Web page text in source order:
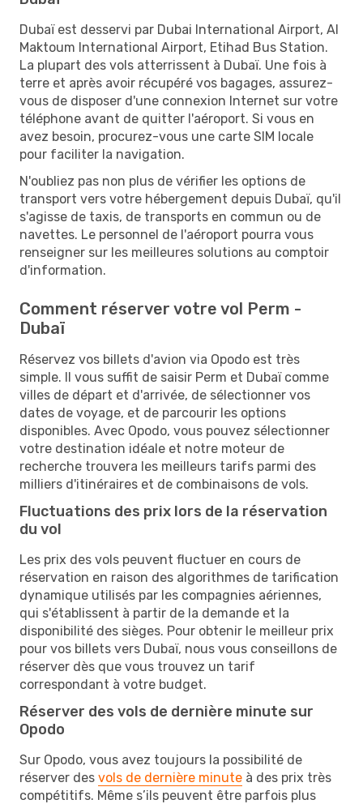
Dubaï est desservi par Dubai International Airport, Al
Maktoum International Airport, Etihad Bus Station.
La plupart des vols atterrissent à Dubaï. Une fois à
terre et après avoir récupéré vos bagages, assurez-
vous de disposer d'une connexion Internet sur votre
téléphone avant de quitter l'aéroport. Si vous en
avez besoin, procurez-vous une carte SIM locale
pour faciliter la navigation.
N'oubliez pas non plus de vérifier les options de
transport vers votre hébergement depuis Dubaï, qu'il
s'agisse de taxis, de transports en commun ou de
navettes. Le personnel de l'aéroport pourra vous
renseigner sur les meilleures solutions au comptoir
d'information.
Comment réserver votre vol Perm -
Dubaï
Réservez vos billets d'avion via Opodo est très
simple. Il vous suffit de saisir Perm et Dubaï comme
villes de départ et d'arrivée, de sélectionner vos
dates de voyage, et de parcourir les options
disponibles. Avec Opodo, vous pouvez sélectionner
votre destination idéale et notre moteur de
recherche trouvera les meilleurs tarifs parmi des
milliers d'itinéraires et de combinaisons de vols.
Fluctuations des prix lors de la réservation
du vol
Les prix des vols peuvent fluctuer en cours de
réservation en raison des algorithmes de tarification
dynamique utilisés par les compagnies aériennes,
qui s'établissent à partir de la demande et la
disponibilité des sièges. Pour obtenir le meilleur prix
pour vos billets vers Dubaï, nous vous conseillons de
réserver dès que vous trouvez un tarif
correspondant à votre budget.
Réserver des vols de dernière minute sur
Opodo
Sur Opodo, vous avez toujours la possibilité de
réserver des vols de dernière minute à des prix très
compétitifs. Même s’ils peuvent être parfois plus